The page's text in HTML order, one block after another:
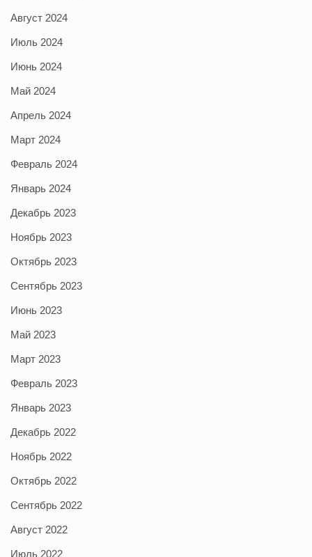
Август 2024
Июль 2024
Июнь 2024
Май 2024
Апрель 2024
Март 2024
Февраль 2024
Январь 2024
Декабрь 2023
Ноябрь 2023
Октябрь 2023
Сентябрь 2023
Июнь 2023
Май 2023
Март 2023
Февраль 2023
Январь 2023
Декабрь 2022
Ноябрь 2022
Октябрь 2022
Сентябрь 2022
Август 2022
Июль 2022